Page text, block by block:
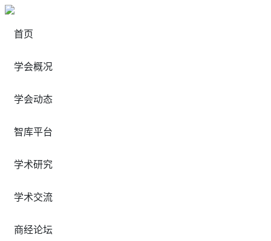
首页
学会概况
学会动态
智库平台
学术研究
学术交流
商经论坛